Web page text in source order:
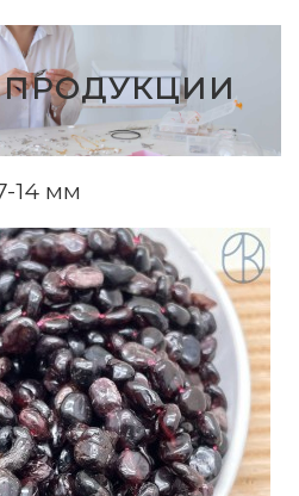
ПРОДУКЦИИ
14 мм